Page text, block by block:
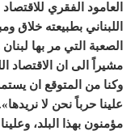
العامود الفقري
اللبناني بطبيعته
الصعبة التي مر بها
مشيراً الى ان الاقتصاد
وكنا من المتوقع ان
علينا حرباً نحن لا
مؤمنون بهذا البلد،